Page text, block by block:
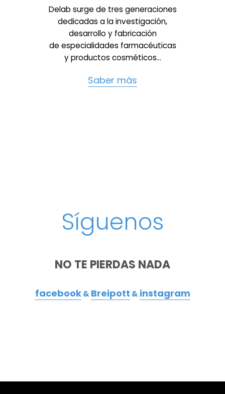
Delab surge de tres generaciones
dedicadas a la investigación,
desarrollo y fabricación
de especialidades farmacéuticas
y productos cosméticos…
Saber más
Síguenos
NO TE PIERDAS NADA
facebook&Breipott &instagram